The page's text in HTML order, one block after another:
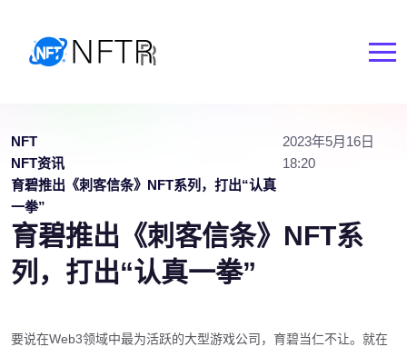
NFT
NFT资讯
育碧推出《刺客信条》NFT系列，打出“认真
一拳”
2023年5月16日
18:20
育碧推出《刺客信条》NFT系
列，打出“认真一拳”
要说在Web3领域中最为活跃的大型游戏公司，育碧当仁不让。就在